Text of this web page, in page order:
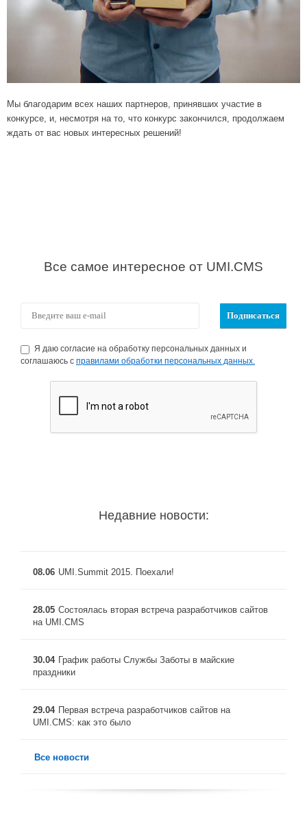
Мы благодарим всех наших партнеров, принявших участие в
конкурсе, и, несмотря на то, что конкурс закончился, продолжаем
ждать от вас новых интересных решений!
Все самое интересное от UMI.CMS
Я даю согласие на обработку персональных данных и
соглашаюсь с правилами обработки персональных данных.
Недавние новости:
08.06 UMI.Summit 2015. Поехали!
28.05 Состоялась вторая встреча разработчиков сайтов
на UMI.CMS
30.04 График работы Службы Заботы в майские
праздники
29.04 Первая встреча разработчиков сайтов на
UMI.CMS: как это было
Все новости